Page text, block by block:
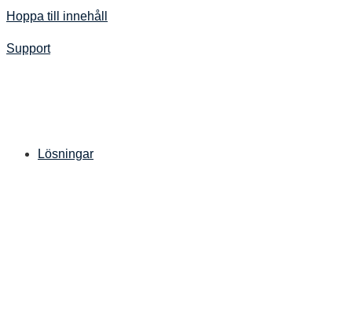
Hoppa till innehåll
Support
Lösningar